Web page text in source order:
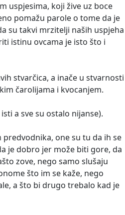
uspjesima, koji žive uz boce
pomažu parole o tome da je
su takvi mrzitelji naših uspjeha
istinu ovcama je isto što i
stvarčica, a inače u stvarnosti
čarolijama i kvocanjem.
a sve su ostalo nijanse).
one su tu da ih se
je dobro jer može biti gore, da
zove, nego samo slušaju
što im se kaže, nego
a što bi drugo trebalo kad je